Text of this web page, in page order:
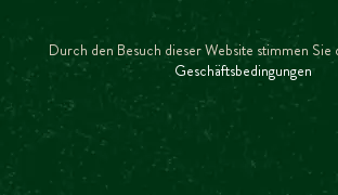
IST DIE TOUR GEFÜHRT?
Durch den Besuch dieser Website stimmen Sie
Geschäftsbedingungen